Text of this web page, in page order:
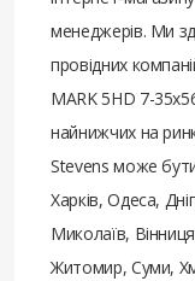
менеджерів. Ми
провідних
MARK 5HD 7-
найнижчих на
Stevens може
Харків, Одеса,
Миколаїв,
Житомир, Суми,